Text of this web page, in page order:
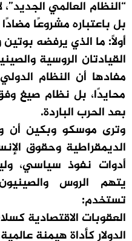
“النظام العالمي
بل باعتباره مشروعًا
أولًا: ما الذي يرفضه
القيادتان الروسية
مفادها أن النظام
محايدًا، بل نظام صيغ وفق
بعد الحرب الباردة.
وترى موسكو وبكين أن
الديمقراطية وحقوق
أدوات نفوذ سياسي،
يتهم الروس
تستخدم:
العقوبات الاقتصادية
الدولار كأداة هيمنة